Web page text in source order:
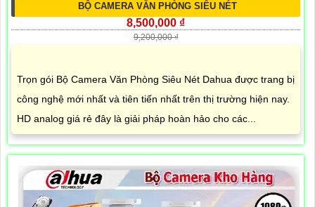
BỘ CAMERA VĂN PHÒNG SIÊU NÉT
8,500,000 ₫
9,200,000 ₫
Trọn gói Bộ Camera Văn Phòng Siêu Nét Dahua được trang bị
công nghệ mới nhất và tiên tiến nhất trên thị trường hiện nay.
HD analog giá rẻ đây là giải pháp hoàn hảo cho các...